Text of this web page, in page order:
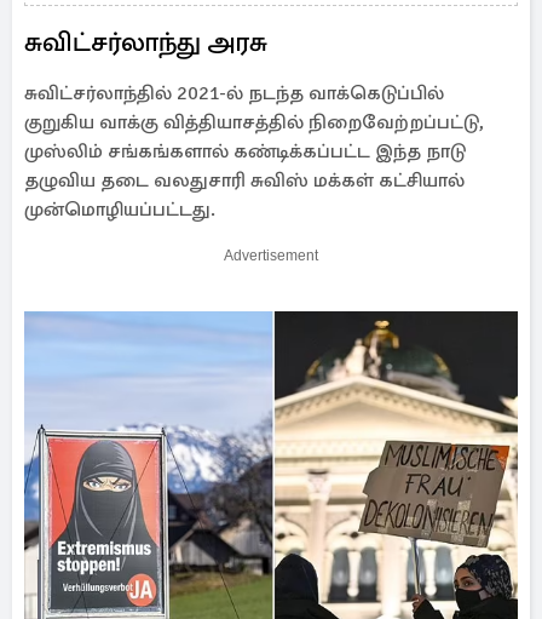
சுவிட்சர்லாந்து அரசு
சுவிட்சர்லாந்தில் 2021-ல் நடந்த வாக்கெடுப்பில்
குறுகிய வாக்கு வித்தியாசத்தில் நிறைவேற்றப்பட்டு,
முஸ்லிம் சங்கங்களால் கண்டிக்கப்பட்ட இந்த நாடு
தழுவிய தடை வலதுசாரி சுவிஸ் மக்கள் கட்சியால்
முன்மொழியப்பட்டது.
Advertisement